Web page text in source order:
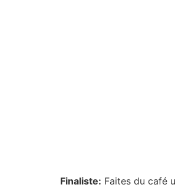
Finaliste: Faites du café